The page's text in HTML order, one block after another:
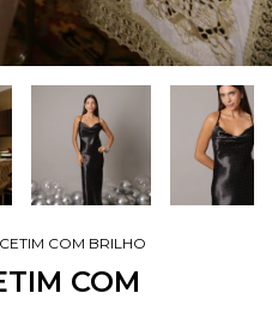
COM BRILHO
COM